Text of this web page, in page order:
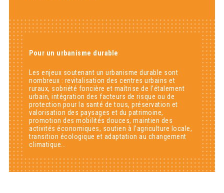
Pour un urbanisme durable
Les enjeux soutenant un urbanisme durable sont
nombreux : revitalisation des centres urbains et
ruraux, sobriété foncière et maîtrise de l’étalement
urbain, intégration des facteurs de risque ou de
protection pour la santé de tous, préservation et
valorisation des paysages et du patrimoine,
promotion des mobilités douces, maintien des
activités économiques, soutien à l’agriculture locale,
transition écologique et adaptation au changement
climatique…